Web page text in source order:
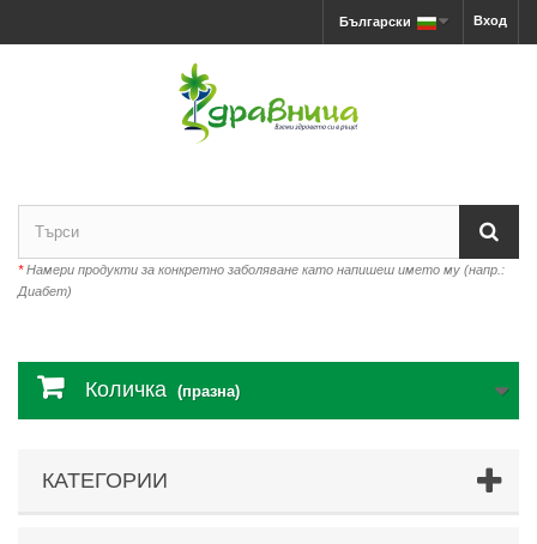
Вход
Български
*Намери продукти за конкретно заболяване като напишеш името му (напр.:
Диабет)
Количка (празна)
КАТЕГОРИИ